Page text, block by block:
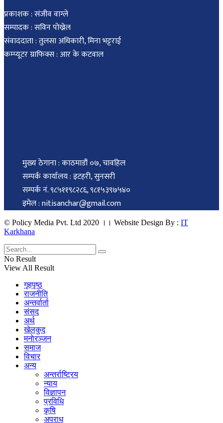
प्रकाशक : संजीव वाग्ले
सम्पादक : सविन पोख्रेल
संवाददाता : तुलसा अधिकारी, मिना भट्टराई
कम्प्यूटर ग्राफिक्स : आर के कटवाल
मुख्य ठेगाना : काठमाडौं ०७, चावहिल
सम्पर्क कार्यालय : इटहरी, सुनसरी
सम्पर्क नं. ९८५११९८२८६, ९८१५३९७५४०
इमेल : nitisanchar@gmail.com
© Policy Media Pvt. Ltd 2020 ।। Website Design By : IT
Karkhana
No Result
View All Result
गृहपृष्ठ
राजनीति
अन्तर्वार्ता
संसद
अर्थ
खेलकुद
मनाेरञ्जन
समाज
विचार
अन्य
अन्तर्राष्ट्रिय
न्याय
विज्ञापन
प्रविधि
कृषि
अपराध